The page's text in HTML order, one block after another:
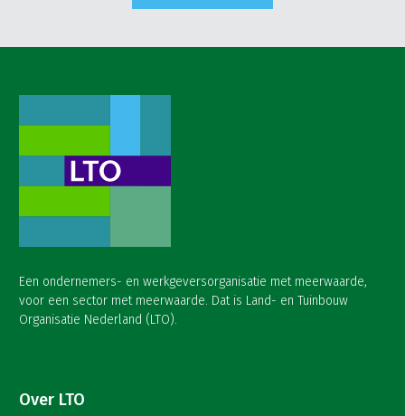
Een ondernemers- en werkgeversorganisatie met meerwaarde,
voor een sector met meerwaarde. Dat is Land- en Tuinbouw
Organisatie Nederland (LTO).
Over LTO